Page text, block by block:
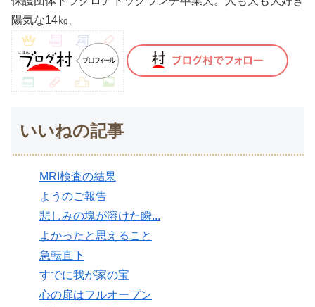
陽気な14㎏。
いいねの記事
MRI検査の結果
ようのご報告
悲しみの塊が溶けた瞬...
よかったと思えること
急転直下
すでに我が家の宝
心の扉はフルオープン